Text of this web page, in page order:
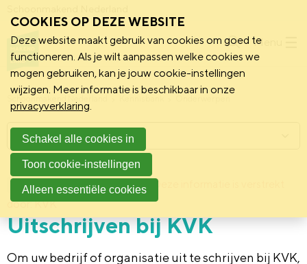
Menu
Schoonmakend Nederland
Achtergrond 6 december 2018
Deze informatie is verstrekt
door: KVK
Uitschrijven bij KVK
Om uw bedrijf of organisatie uit te schrijven bij KVK,
Menu
COOKIES OP DEZE WEBSITE
Deze website maakt gebruik van cookies om goed te
functioneren. Als je wilt aanpassen welke cookies we
mogen gebruiken, kan je jouw cookie-instellingen
wijzigen. Meer informatie is beschikbaar in onze
privacyverklaring.
Schakel alle cookies in
Toon cookie-instellingen
Alleen essentiële cookies